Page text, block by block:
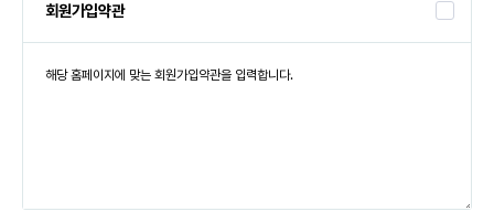
회원가입약관